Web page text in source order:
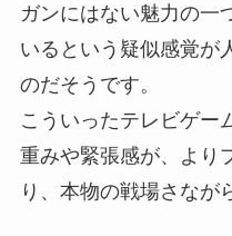
ガンにはない魅力の一
いるという疑似感覚が
のだそうです。
こういったテレビゲー
重みや緊張感が、より
り、本物の戦場さなが